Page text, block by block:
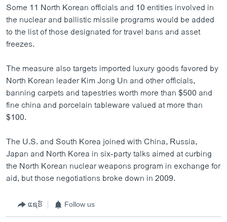
Some 11 North Korean officials and 10 entities involved in
the nuclear and ballistic missile programs would be added
to the list of those designated for travel bans and asset
freezes.
The measure also targets imported luxury goods favored by
North Korean leader Kim Jong Un and other officials,
banning carpets and tapestries worth more than $500 and
fine china and porcelain tableware valued at more than
$100.
The U.S. and South Korea joined with China, Russia,
Japan and North Korea in six-party talks aimed at curbing
the North Korean nuclear weapons program in exchange for
aid, but those negotiations broke down in 2009.
ແຊຣ໌ Follow us